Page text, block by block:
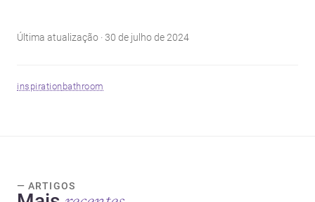
Última atualização · 30 de julho de 2024
inspirationbathroom
— ARTIGOS